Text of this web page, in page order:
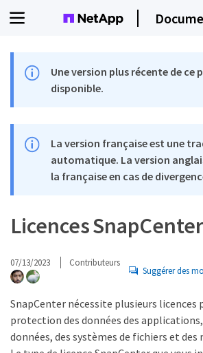
Une version plus récente de ce
disponible.
La version française est une
automatique. La version
la française en cas de
Licences SnapCenter
07/13/2023 Contributeurs
Suggérer des
SnapCenter nécessite plusieurs
protection des données des applications,
données, des systèmes de fichiers et